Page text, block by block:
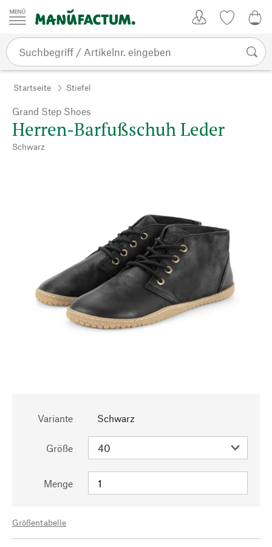
Zum Inhalt springen
Startseite Stiefel
Grand Step Shoes
Herren-Barfußschuh Leder
Schwarz
Variante Schwarz
Größe
Menge
Größentabelle